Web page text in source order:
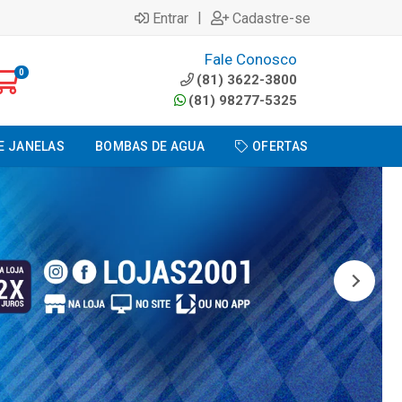
Entrar | Cadastre-se
0
Fale Conosco
(81) 3622-3800
(81) 98277-5325
JANELAS BOMBAS DE AGUA OFERTAS